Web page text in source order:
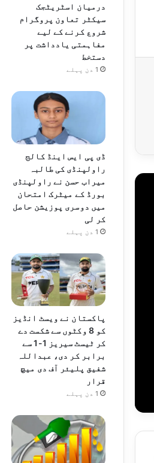
درمیان اسٹریٹجک
سیکٹر تعاون پروگرام
شروع کرنے کے لیے
مفاہمتی یادداشت پر
دستخط
1 دن پہلے
ڈی پی ایس اینڈ کالج
راولپنڈی کی طالبہ
میراب حسن نے راولپنڈی
بورڈ کے میٹرک امتحان
میں دوسری پوزیشن حاصل
کر لی
1 دن پہلے
پاکستان نے ویسٹ انڈیز
کو 8 وکٹوں سے شکست دے
کر ٹیسٹ سیریز 1-1 سے
برابر کر دی، عبداللہ
شفیق پلیئر آف دی میچ
قرار
1 دن پہلے